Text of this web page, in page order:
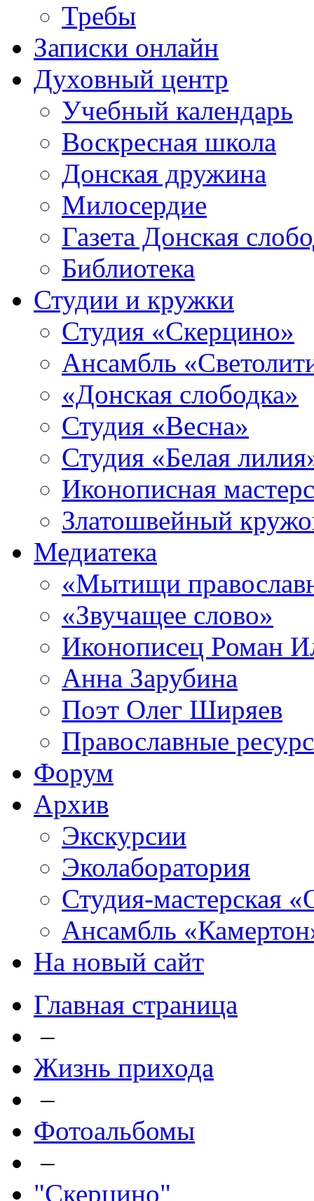
Требы
Записки онлайн
Духовный центр
Учебный календарь
Воскресная школа
Донская дружина
Милосердие
Газета Донская
Библиотека
Студии и кружки
Студия «Скерцино»
Ансамбль
«Донская слободка»
Студия «Весна»
Студия «Белая
Иконописная
Златошвейный
Медиатека
«Мытищи
«Звучащее слово»
Иконописец Роман
Анна Зарубина
Поэт Олег Ширяев
Православные
Форум
Архив
Экскурсии
Эколаборатория
Студия-мастерская
Ансамбль
На новый сайт
Главная страница
–
Жизнь прихода
–
Фотоальбомы
–
"Скерцино"